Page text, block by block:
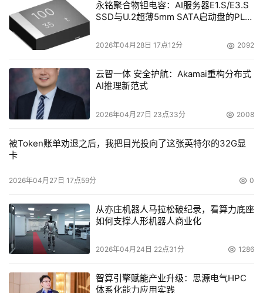
本文来源于DOIT传媒，文章内容仅供参考，不构成投资建议。
永铭聚合物钽电容：AI服务器E1.S/E3.S
SSD与U.2超薄5mm SATA启动盘的PLP
2026年04月28日 17点12分 2092
云智一体 安全护航：Akamai重构分布式
AI推理新范式
2026年04月27日 23点33分 2008
被Token账单劝退之后，我把目光投向了这张英特尔的32G显
卡
2026年04月27日 17点59分 0
从亦庄机器人马拉松破纪录，看算力底座
如何支撑人形机器人商业化
2026年04月24日 22点31分 1286
智算引擎赋能产业升级：思源电气HPC
体系化能力应用实践